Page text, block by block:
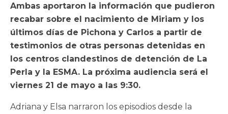
Ambas aportaron la información que pudieron
recabar sobre el nacimiento de Miriam y los
últimos días de Pichona y Carlos a partir de
testimonios de otras personas detenidas en
los centros clandestinos de detención de La
Perla y la ESMA. La próxima audiencia será el
viernes 21 de mayo a las 9:30.
Adriana y Elsa narraron los episodios desde la